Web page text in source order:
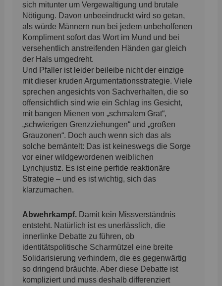
sich mitunter um Vergewaltigung und brutale
Nötigung. Davon unbeeindruckt wird so getan,
als würde Männern nun bei jedem unbeholfenen
Kompliment sofort das Wort im Mund und bei
versehentlich anstreifenden Händen gar gleich
der Hals umgedreht.
Und Pfaller ist leider beileibe nicht der einzige
mit dieser kruden Argumentationsstrategie. Viele
sprechen angesichts von Sachverhalten, die so
offensichtlich sind wie ein Schlag ins Gesicht,
mit bangen Mienen von „schmalem Grat“,
„schwierigen Grenzziehungen“ und „großen
Grauzonen“. Doch auch wenn sich das als
solche bemäntelt: Das ist keineswegs die Sorge
vor einer wildgewordenen weiblichen
Lynchjustiz. Es ist eine perfide reaktionäre
Strategie – und es ist wichtig, sich das
klarzumachen.
Abwehrkampf. Damit kein Missverständnis
entsteht. Natürlich ist es unerlässlich, die
innerlinke Debatte zu führen, ob
identitätspolitische Scharmützel eine breite
Solidarisierung verhindern, die es gegenwärtig
so dringend bräuchte. Aber diese Debatte ist
kompliziert und muss deshalb differenziert